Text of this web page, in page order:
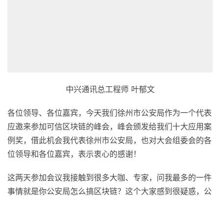
中兴通讯总工程师 叶郁文
各位领导、各位嘉宾，今天我们徐州市公安局作为一个代表
应邀来参加可信区块链的峰会，峰会颁发给我们十大应用案
例奖，借此机会我代表徐州市公安局，也对大会组委会的各
位领导和各位嘉宾，表示衷心的感谢！
这两天参加会议我接触到很多大咖、专家，问我最多的一件
事情就是你公安局怎么搞区块链？这个大家感到很疑惑，公